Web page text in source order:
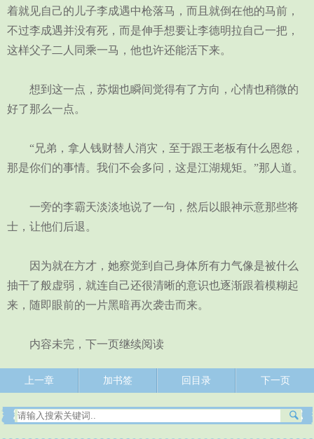
着就见自己的儿子李成遇中枪落马，而且就倒在他的马前，
不过李成遇并没有死，而是伸手想要让李德明拉自己一把，
这样父子二人同乘一马，他也许还能活下来。
想到这一点，苏烟也瞬间觉得有了方向，心情也稍微的
好了那么一点。
“兄弟，拿人钱财替人消灾，至于跟王老板有什么恩怨，
那是你们的事情。我们不会多问，这是江湖规矩。”那人道。
一旁的李霸天淡淡地说了一句，然后以眼神示意那些将
士，让他们后退。
因为就在方才，她察觉到自己身体所有力气像是被什么
抽干了般虚弱，就连自己还很清晰的意识也逐渐跟着模糊起
来，随即眼前的一片黑暗再次袭击而来。
内容未完，下一页继续阅读
上一章 加书签 回目录 下一页